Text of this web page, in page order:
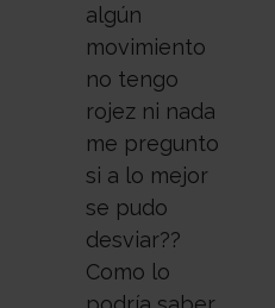
algún
movimiento
no tengo
rojez ni nada
me pregunto
si a lo mejor
se pudo
desviar??
Como lo